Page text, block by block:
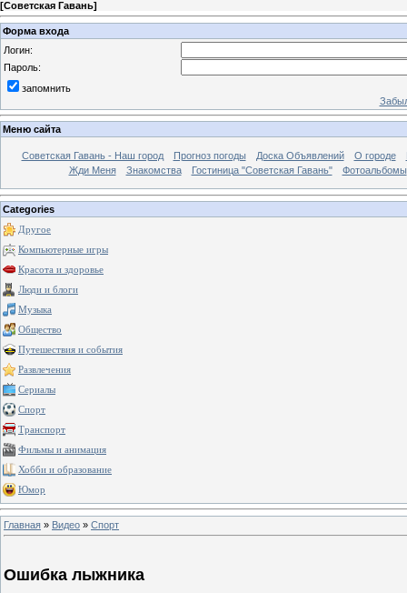
[Советская Гавань]
Форма входа
Логин:
Пароль:
запомнить
Меню сайта
Советская Гавань - Наш город Прогноз погоды Доска Объявлений О городе
Жди Меня
Знакомства Гостиница "Советская Гавань" Фотоальбомы
Categories
Другое
Компьютерные игры
Красота и здоровье
Люди и блоги
Музыка
Общество
Путешествия и события
Развлечения
Сериалы
Спорт
Транспорт
Фильмы и анимация
Хобби и образование
Юмор
Главная » Видео » Спорт
Ошибка лыжника